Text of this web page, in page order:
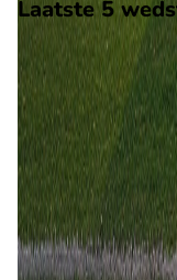
Laatste 5
Bryne
Moss
10 mei 2026
Moss
Bryne
2
28 sep 2024
Bryne